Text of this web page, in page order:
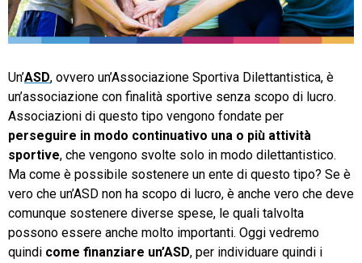
Trust Services
TeamSystem Store
Un’ASD, ovvero un’Associazione Sportiva Dilettantistica, è
un’associazione con finalità sportive senza scopo di lucro.
Associazioni di questo tipo vengono fondate per
perseguire in modo continuativo una o più attività
sportive, che vengono svolte solo in modo dilettantistico.
Ma come è possibile sostenere un ente di questo tipo? Se è
vero che un’ASD non ha scopo di lucro, è anche vero che deve
comunque sostenere diverse spese, le quali talvolta
possono essere anche molto importanti. Oggi vedremo
quindi come finanziare un’ASD, per individuare quindi i